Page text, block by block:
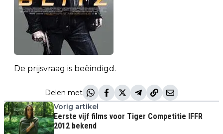
De prijsvraag is beëindigd.
Delen met
Vorig artikel
Eerste vijf films voor Tiger Competitie IFFR
2012 bekend